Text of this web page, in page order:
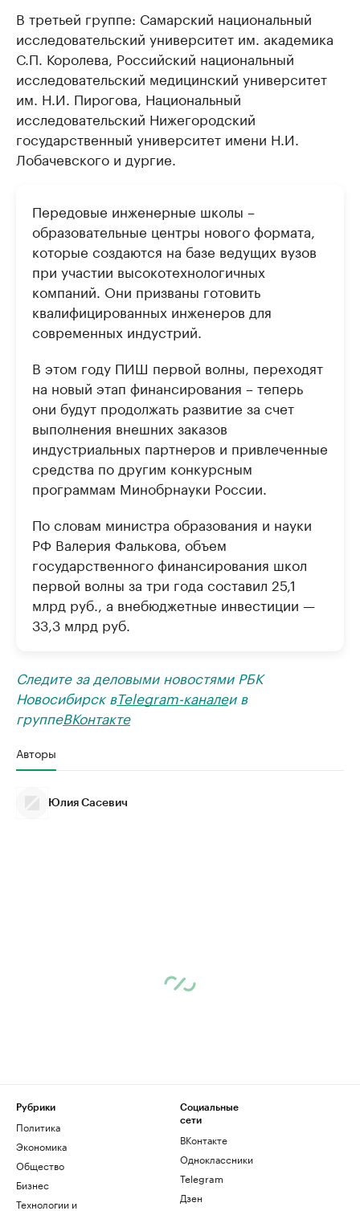
В третьей группе: Самарский национальный
исследовательский университет им. академика
С.П. Королева, Российский национальный
исследовательский медицинский университет
им. Н.И. Пирогова, Национальный
исследовательский Нижегородский
государственный университет имени Н.И.
Лобачевского и дургие.
Передовые инженерные школы –
образовательные центры нового формата,
которые создаются на базе ведущих вузов
при участии высокотехнологичных
компаний. Они призваны готовить
квалифицированных инженеров для
современных индустрий.
В этом году ПИШ первой волны, переходят
на новый этап финансирования – теперь
они будут продолжать развитие за счет
выполнения внешних заказов
индустриальных партнеров и привлеченные
средства по другим конкурсным
программам Минобрнауки России.
По словам министра образования и науки
РФ Валерия Фалькова, объем
государственного финансирования школ
первой волны за три года составил 25,1
млрд руб., а внебюджетные инвестиции —
33,3 млрд руб.
Следите за деловыми новостями РБК
Новосибирск вTelegram-каналеи в
группеВКонтакте
Авторы
Юлия Сасевич
Рубрики
Политика
Экономика
Общество
Бизнес
Технологии и
Социальные
сети
ВКонтакте
Одноклассники
Telegram
Дзен